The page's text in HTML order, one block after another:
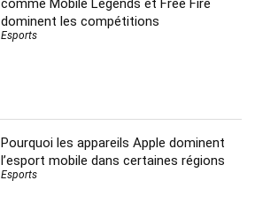
comme Mobile Legends et Free Fire
dominent les compétitions
Esports
Pourquoi les appareils Apple dominent
l’esport mobile dans certaines régions
Esports